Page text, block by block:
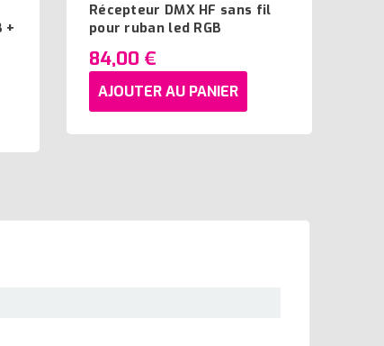
+
Récepteur DMX HF sans fil
pour ruban led RGB
84,00 €
AJOUTER AU PANIER